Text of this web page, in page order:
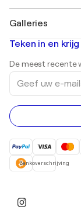
Banksy
Mr. Brainwash
Shepard Fairey
Abstracte
Beelden
Galleries
Kunstgaleries in
Teken in en
De meest recente
Geef
uw
e-
mailadres
in
Bankoverschrijving